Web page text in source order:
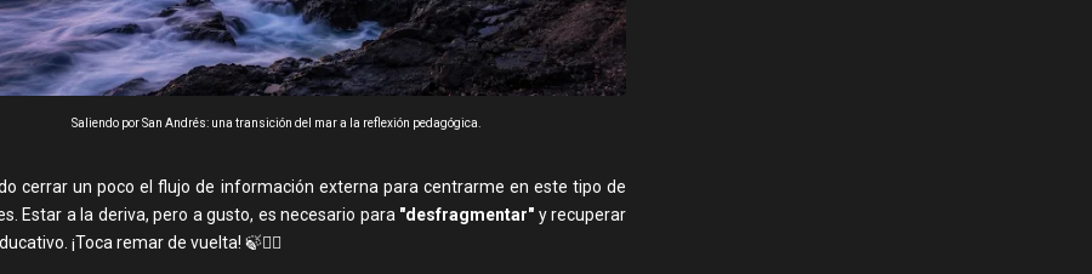
Saliendo por San Andrés: una transición del mar a la reflexión pedagógica.
cerrar un poco el flujo de información externa para centrarme en este tipo de
Estar a la deriva, pero a gusto, es necesario para "desfragmentar" y recuperar
¡Toca remar de vuelta! 🍃🏄‍♂️